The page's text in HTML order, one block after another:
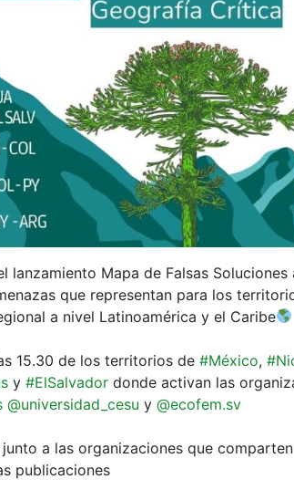
lanzamiento Mapa de Falsas
que representan para los
a nivel Latinoamérica y el Caribe
15.30 de los territorios de #México,
y #ElSalvador donde activan las
@universidad_cesu y @ecofem.sv
a las organizaciones que
publicaciones